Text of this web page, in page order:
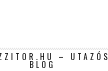
– UTAZÓS
BLOG